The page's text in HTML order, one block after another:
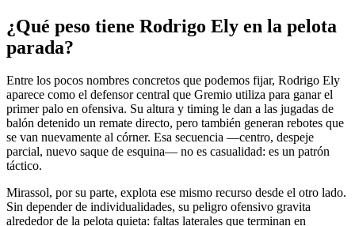
¿Qué peso tiene Rodrigo Ely en la pelota
parada?
Entre los pocos nombres concretos que podemos fijar, Rodrigo Ely
aparece como el defensor central que Gremio utiliza para ganar el
primer palo en ofensiva. Su altura y timing le dan a las jugadas de
balón detenido un remate directo, pero también generan rebotes que
se van nuevamente al córner. Esa secuencia —centro, despeje
parcial, nuevo saque de esquina— no es casualidad: es un patrón
táctico.
Mirassol, por su parte, explota ese mismo recurso desde el otro lado.
Sin depender de individualidades, su peligro ofensivo gravita
alrededor de la pelota quieta: faltas laterales que terminan en